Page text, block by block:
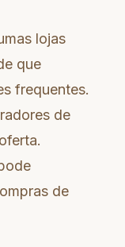
lojas
que
frequentes.
de
de